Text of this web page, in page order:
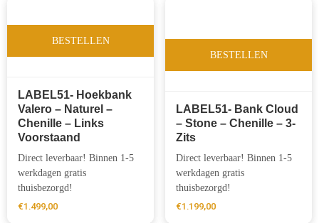
BESTELLEN
LABEL51- Hoekbank
Valero – Naturel –
Chenille – Links
Voorstaand
Direct leverbaar! Binnen 1-5
werkdagen gratis
thuisbezorgd!
€1.499,00
BESTELLEN
LABEL51- Bank Cloud
– Stone – Chenille – 3-
Zits
Direct leverbaar! Binnen 1-5
werkdagen gratis
thuisbezorgd!
€1.199,00